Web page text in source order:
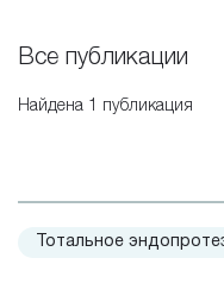
Все публикации
Найдена 1 публикация
Тотальное